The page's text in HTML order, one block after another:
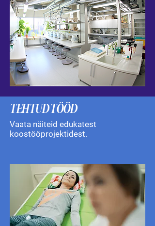
TEHTUD TÖÖD
Vaata näiteid edukatest
koostööprojektidest.